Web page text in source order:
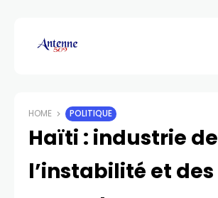
HOME POLITIQUE
Haïti : industrie de
l’instabilité et des